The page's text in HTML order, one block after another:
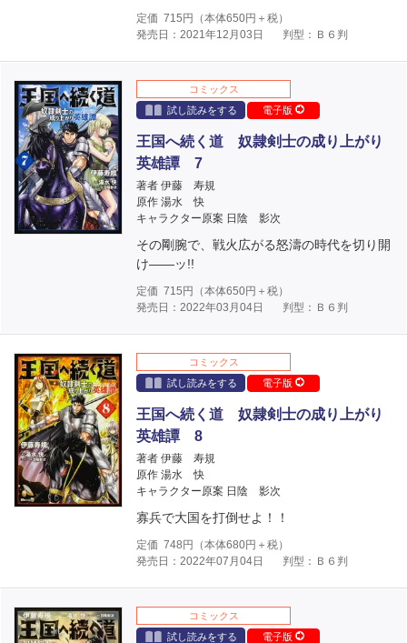
定価 715 円（本体650円＋税）
発売日：2021年12月03日
判型：Ｂ６判
コミックス
試し読みをする
電子版
王国へ続く道 奴隷剣士の成り上がり
英雄譚 7
著者 伊藤 寿規
原作 湯水 快
キャラクター原案 日陰 影次
その剛腕で、戦火広がる怒濤の時代を切り開
け――ッ!!
定価 715 円（本体650円＋税）
発売日：2022年03月04日
判型：Ｂ６判
コミックス
試し読みをする
電子版
王国へ続く道 奴隷剣士の成り上がり
英雄譚 8
著者 伊藤 寿規
原作 湯水 快
キャラクター原案 日陰 影次
寡兵で大国を打倒せよ！！
定価 748 円（本体680円＋税）
発売日：2022年07月04日
判型：Ｂ６判
コミックス
試し読みをする
電子版